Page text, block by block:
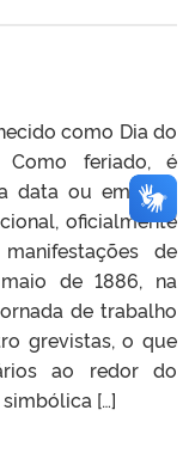
como Dia do
Como feriado, é
data ou em dias
oficialmente
de
de 1886, na
de trabalho
grevistas, o que
ao redor do
[…]